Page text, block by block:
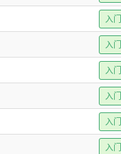
入门
入门
入门
入门
入门
入门